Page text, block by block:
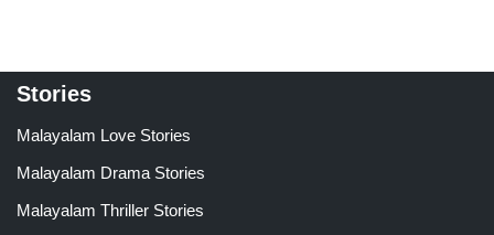
Stories
Malayalam Love Stories
Malayalam Drama Stories
Malayalam Thriller Stories